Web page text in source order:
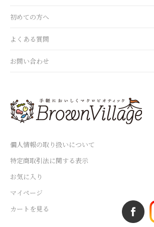
個人情報の取り扱いについて
特定商取引法に関する表示
お気に入り
マイページ
カートを見る
初めての方へ
よくある質問
お問い合わせ